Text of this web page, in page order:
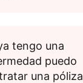
tengo una
puedo
una póliza